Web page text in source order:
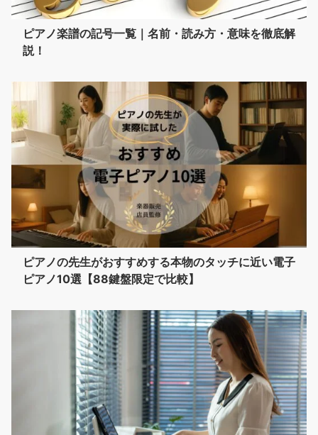
ピアノ楽譜の記号一覧｜名前・読み方・意味を徹底解
説！
ピアノの先生がおすすめする本物のタッチに近い電子
ピアノ10選【88鍵盤限定で比較】